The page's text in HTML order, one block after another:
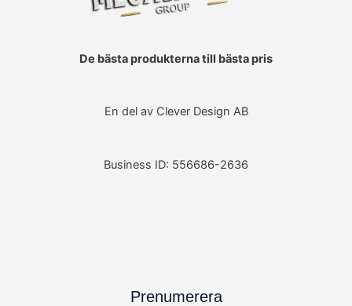
De bästa produkterna till bästa pris
En del av Clever Design AB
Business ID: 556686-2636
Prenumerera